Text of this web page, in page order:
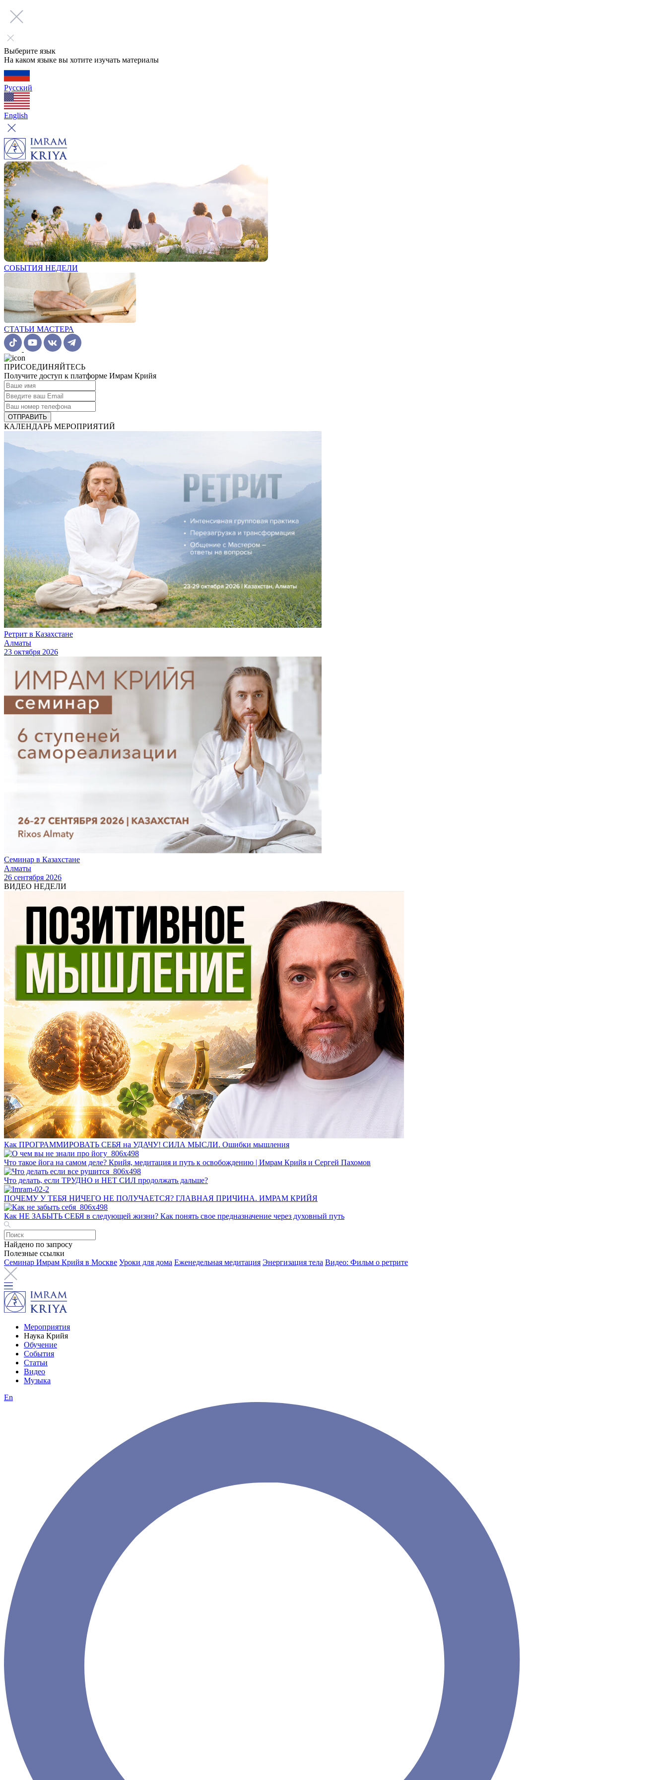
Выберите язык
На каком языке вы хотите изучать материалы
Русский
English
СОБЫТИЯ НЕДЕЛИ
СТАТЬИ МАСТЕРА
ПРИСОЕДИНЯЙТЕСЬ
Получите доступ к платформе Имрам Крийя
ОТПРАВИТЬ
КАЛЕНДАРЬ МЕРОПРИЯТИЙ
Ретрит в Казахстане
Алматы
23 октября 2026
Семинар в Казахстане
Алматы
26 сентября 2026
ВИДЕО НЕДЕЛИ
Как ПРОГРАММИРОВАТЬ СЕБЯ на УДАЧУ! СИЛА МЫСЛИ. Ошибки мышления
Что такое йога на самом деле? Крийя, медитация и путь к освобождению | Имрам Крийя и Сергей Пахомов
Что делать, если ТРУДНО и НЕТ СИЛ продолжать дальше?
ПОЧЕМУ У ТЕБЯ НИЧЕГО НЕ ПОЛУЧАЕТСЯ? ГЛАВНАЯ ПРИЧИНА. ИМРАМ КРИЙЯ
Как НЕ ЗАБЫТЬ СЕБЯ в следующей жизни? Как понять свое предназначение через духовный путь
Найдено по запросу
Полезные ссылки
Семинар Имрам Крийя в Москве Уроки для дома Еженедельная медитация Энергизация тела Видео: Фильм о ретрите
Мероприятия
Наука Крийя
Обучение
События
Статьи
Видео
Музыка
En